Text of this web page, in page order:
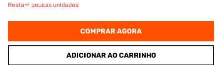
Restam poucas unidades!
COMPRAR AGORA
ADICIONAR AO CARRINHO